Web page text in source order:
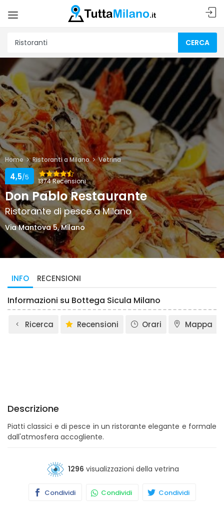
CERCA
Home Ristoranti a Milano Vetrina
1374 Recensioni
4,5/5
Don Pablo Restaurante
Ristorante di pesce a Milano
Via Mantova 5, Milano
INFO RECENSIONI
Informazioni su Bottega Sicula Milano
Ricerca Recensioni Orari Mappa
Descrizione
Piatti classici e di pesce in un ristorante elegante e formale
dall'atmosfera accogliente.
1296 visualizzazioni della vetrina
Condividi Condividi Condividi